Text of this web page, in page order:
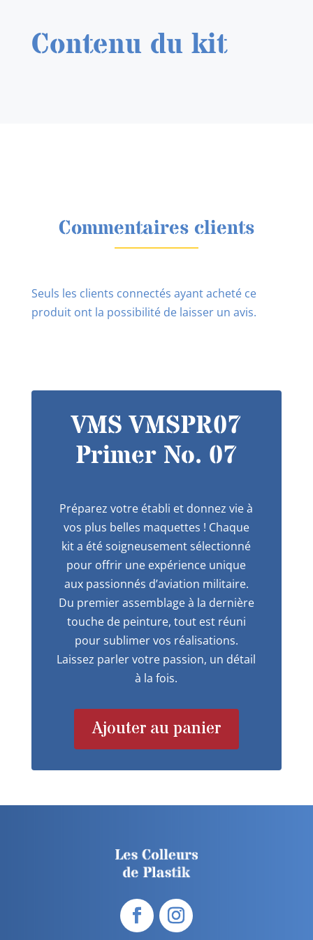
Contenu du kit
Commentaires clients
Seuls les clients connectés ayant acheté ce
produit ont la possibilité de laisser un avis.
VMS VMSPR07
Primer No. 07
Préparez votre établi et donnez vie à
vos plus belles maquettes ! Chaque
kit a été soigneusement sélectionné
pour offrir une expérience unique
aux passionnés d’aviation militaire.
Du premier assemblage à la dernière
touche de peinture, tout est réuni
pour sublimer vos réalisations.
Laissez parler votre passion, un détail
à la fois.
Ajouter au panier